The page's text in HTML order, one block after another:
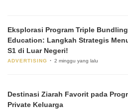
Eksplorasi Program Triple
Education: Langkah Strategis
S1 di Luar Negeri!
ADVERTISING 2 minggu yang lalu
Destinasi Ziarah Favorit pada
Private Keluarga